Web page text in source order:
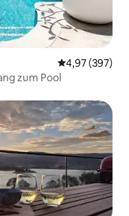
4,97 (397)
zum Pool